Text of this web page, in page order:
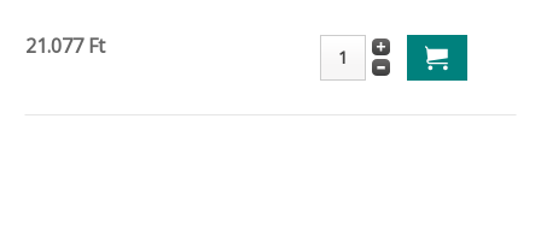
21.077 Ft